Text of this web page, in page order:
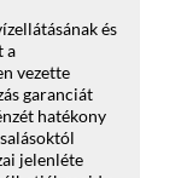
és
a
vezette
garanciát
hatékony
jelenléte